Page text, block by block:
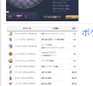
ポ